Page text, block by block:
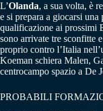
L’Olanda, a sua volta, è
e si prepara a giocarsi
qualificazione ai prossimi
sono arrivate tre sconfitte
proprio contro l’Italia
Koeman schiera Malen,
centrocampo spazio a De
PROBABILI